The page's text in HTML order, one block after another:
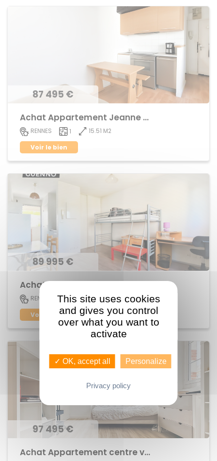
87 495 €
Achat Appartement Jeanne d'Arc
RENNES 1
15.51 M2
Voir le bien
89 995 €
Achat Appartement Maurepas
RENNES 1
20 M2
Voir le bien
97 495 €
Achat Appartement centre ville
This site uses cookies
and gives you control
over what you want to
activate
✓ OK, accept all Personalize
Privacy policy